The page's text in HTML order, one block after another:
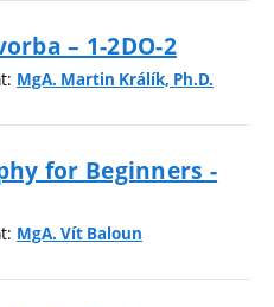
– 1-2DO-2
MgA. Martin Králík, Ph.D.
for Beginners -
MgA. Vít Baloun